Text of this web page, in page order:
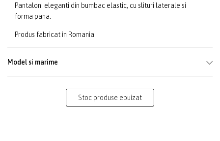
Pantaloni eleganti din bumbac elastic, cu slituri laterale si
forma pana.
Produs fabricat in Romania
Model si marime
Stoc produse epuizat